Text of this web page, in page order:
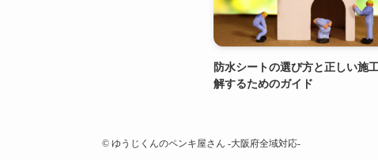
防水シートの選び方と正しい施
解するためのガイド
©ゆうじくんのペンキ屋さん -大阪府全域対応-